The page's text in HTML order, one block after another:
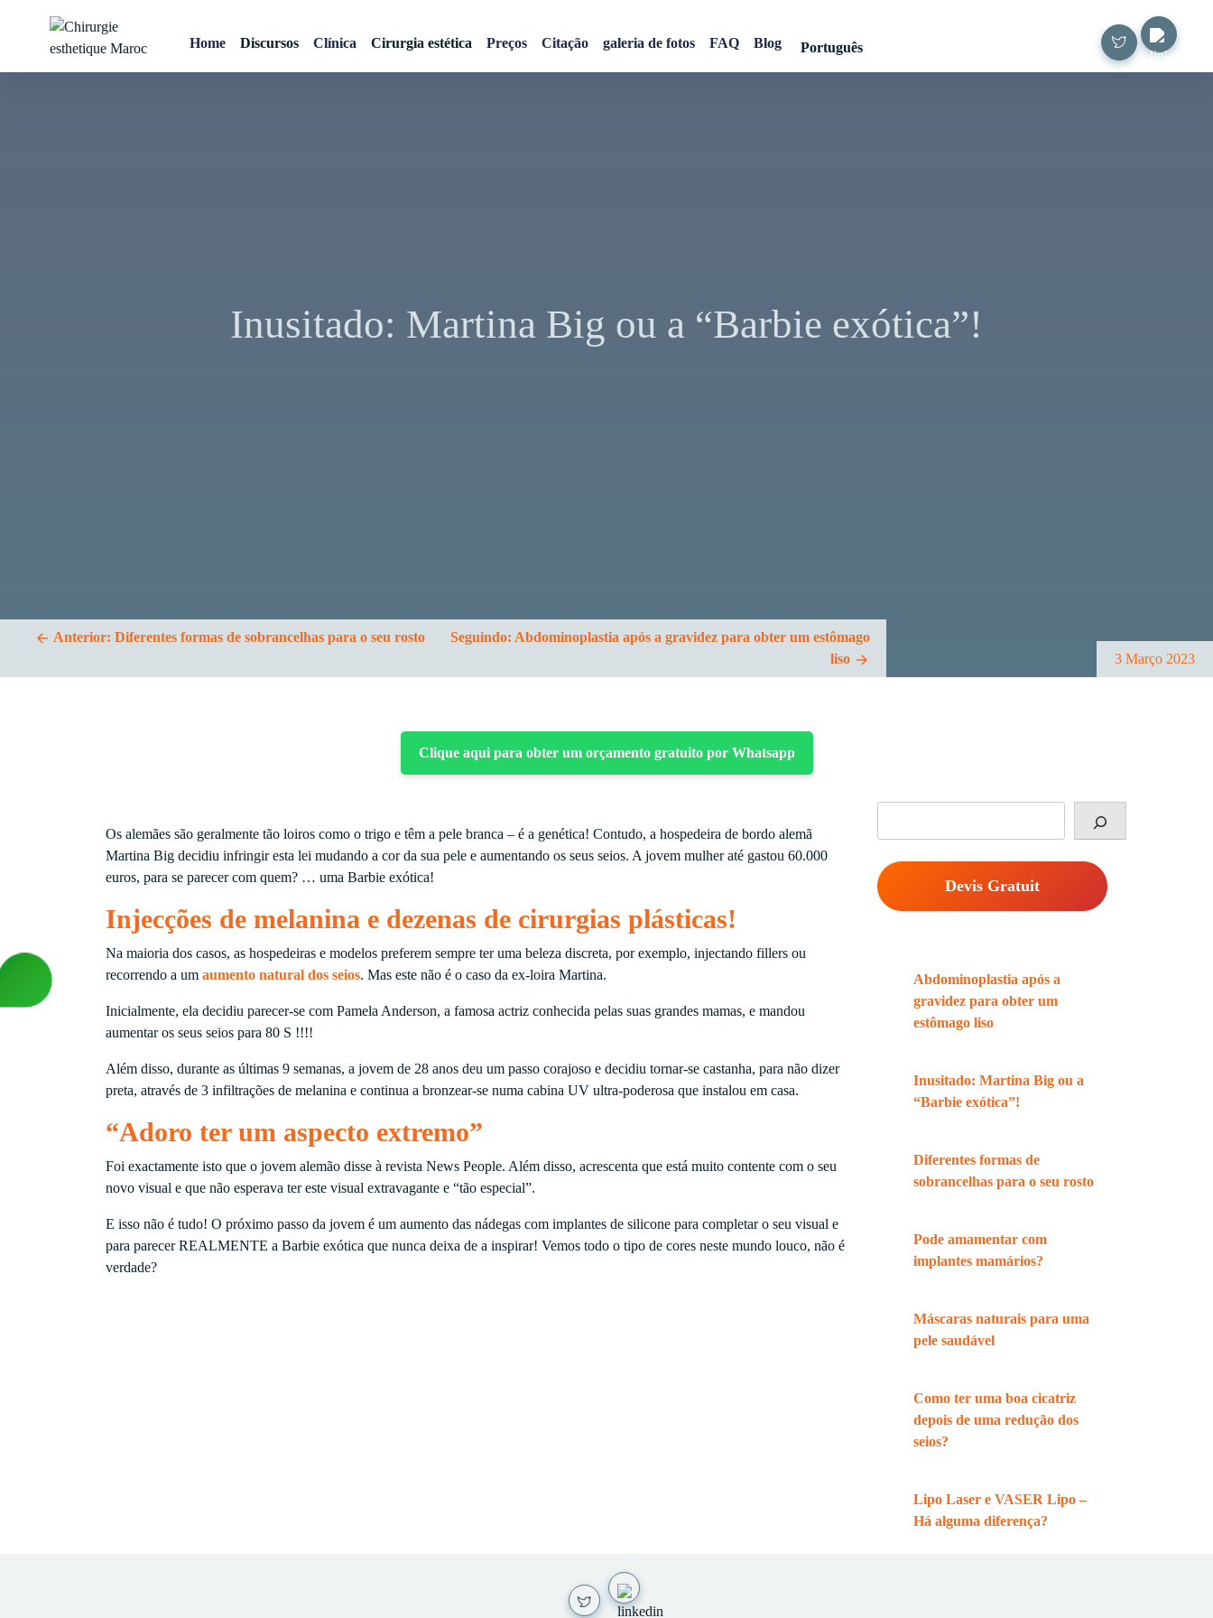
Chirurgie esthetique
Home Discursos Clínica Cirurgia estética Preços Citação galeria de fotos FAQ Blog Português
Inusitado: Martina Big ou a “Barbie exótica”!
3 Março 2023
Anterior: Diferentes formas de sobrancelhas para o seu rosto Seguindo: Abdominoplastia após a gravidez para obter um estômago
liso
Clique aqui para obter um orçamento gratuito por Whatsapp
Os alemães são geralmente tão loiros como o trigo e têm a pele branca – é a genética! Contudo, a hospedeira de bordo alemã
Martina Big decidiu infringir esta lei mudando a cor da sua pele e aumentando os seus seios. A jovem mulher até gastou 60.000
euros, para se parecer com quem? … uma Barbie exótica!
Injecções de melanina e dezenas de cirurgias plásticas!
Na maioria dos casos, as hospedeiras e modelos preferem sempre ter uma beleza discreta, por exemplo, injectando fillers ou
recorrendo a um aumento natural dos seios. Mas este não é o caso da ex-loira Martina.
Inicialmente, ela decidiu parecer-se com Pamela Anderson, a famosa actriz conhecida pelas suas grandes mamas, e mandou
aumentar os seus seios para 80 S !!!!
Além disso, durante as últimas 9 semanas, a jovem de 28 anos deu um passo corajoso e decidiu tornar-se castanha, para não dizer
preta, através de 3 infiltrações de melanina e continua a bronzear-se numa cabina UV ultra-poderosa que instalou em casa.
“Adoro ter um aspecto extremo”
Foi exactamente isto que o jovem alemão disse à revista News People. Além disso, acrescenta que está muito contente com o seu
novo visual e que não esperava ter este visual extravagante e “tão especial”.
E isso não é tudo! O próximo passo da jovem é um aumento das nádegas com implantes de silicone para completar o seu visual e
para parecer REALMENTE a Barbie exótica que nunca deixa de a inspirar! Vemos todo o tipo de cores neste mundo louco, não é
verdade?
Devis Gratuit
Abdominoplastia após a
gravidez para obter um
estômago liso
Inusitado: Martina Big ou a
“Barbie exótica”!
Diferentes formas de
sobrancelhas para o seu rosto
Pode amamentar com
implantes mamários?
Máscaras naturais para uma
pele saudável
Como ter uma boa cicatriz
depois de uma redução dos
seios?
Lipo Laser e VASER Lipo –
Há alguma diferença?